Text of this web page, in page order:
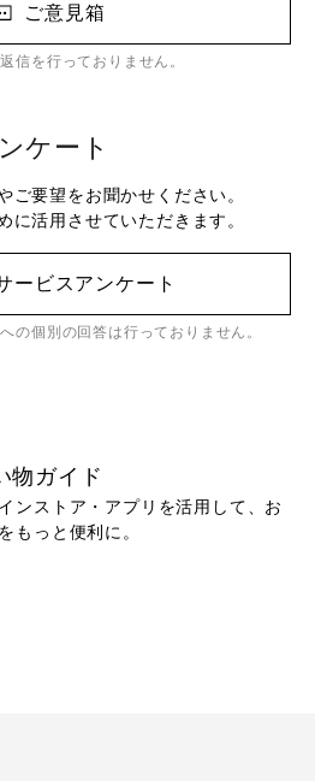
ご意見箱
信を行っておりません。
ケート
ご要望をお聞かせください。
に活用させていただきます。
ービスアンケート
の個別の回答は行っておりません。
物ガイド
ンストア・アプリを活用して、お
もっと便利に。